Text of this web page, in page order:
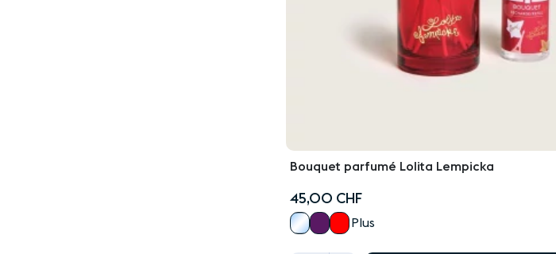
Bouquet parfumé Lolita Lempicka
45,00 CHF
Plus